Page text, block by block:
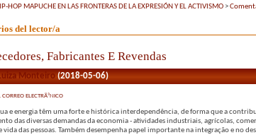
HOP MAPUCHE EN LAS FRONTERAS DE LA EXPRESIÓN Y EL ACTIVISMO >
del lector/a
Fabricantes E Revendas
Monteiro(2018-05-06)
CORREO ELECTRÃ³NICO
e energia têm uma forte e histórica interdependência, de forma que a
das diversas demandas da economia - atividades industriais, agrícolas,
vida das pessoas. Também desempenha papel importante na integração e no